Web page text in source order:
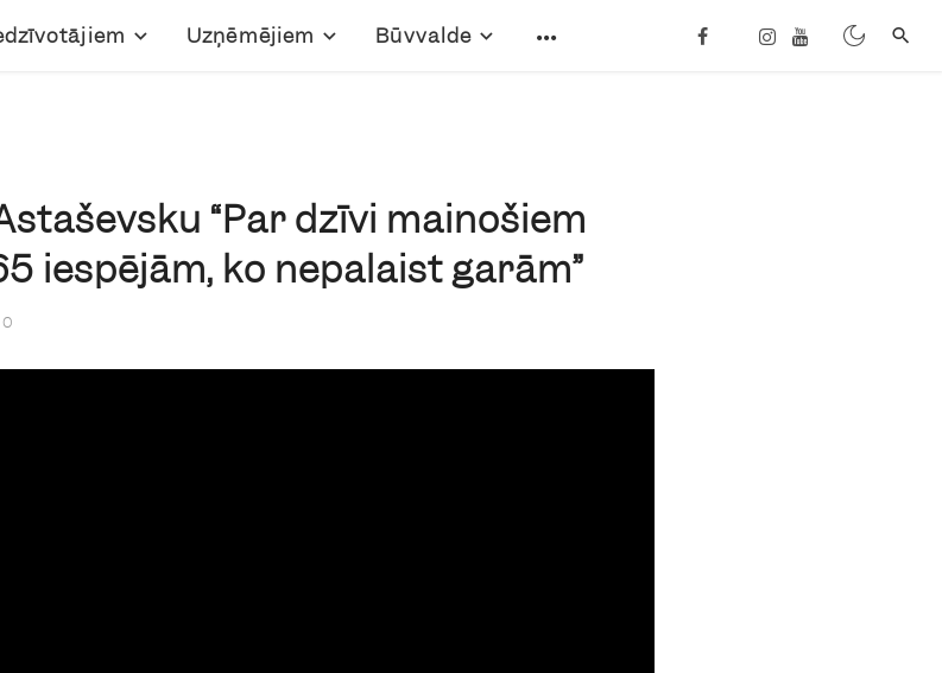
Uzņēmējiem Būvvalde
“Par dzīvi mainošiem
iespējām, ko nepalaist garām”
0